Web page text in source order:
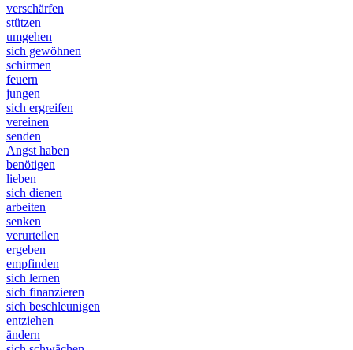
verschärfen
stützen
umgehen
sich gewöhnen
schirmen
feuern
jungen
sich ergreifen
vereinen
senden
Angst haben
benötigen
lieben
sich dienen
arbeiten
senken
verurteilen
ergeben
empfinden
sich lernen
sich finanzieren
sich beschleunigen
entziehen
ändern